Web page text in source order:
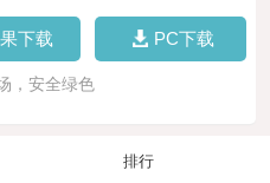
下载 PC下载
，安全绿色
排行